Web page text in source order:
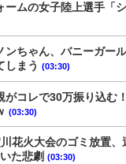
ームの女子陸上選手「
ンちゃん、バニーガー
しまう (03:30)
がコレで30万振り込む
(03:30)
川花火大会のゴミ放置
た悲劇 (03:30)